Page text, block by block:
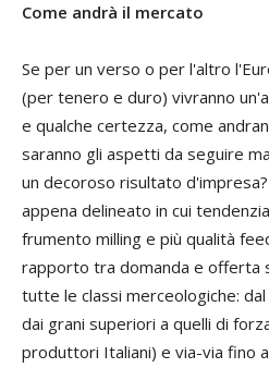
Come andrà il mercato
Se per un verso o per l'altro
(per tenero e duro) vivranno
e qualche certezza, come
saranno gli aspetti da seguire
un decoroso risultato
appena delineato in cui
frumento milling e più qualità
rapporto tra domanda e offerta
tutte le classi merceologiche:
dai grani superiori a quelli di
produttori Italiani) e via-via fino